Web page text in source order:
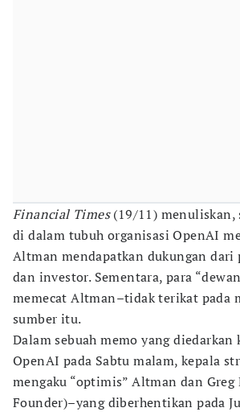
Financial Times(19/11) menuliskan,
di dalam tubuh organisasi OpenAI
Altman mendapatkan dukungan dari
dan investor. Sementara, para
memecat Altman–tidak terikat pada
sumber itu.
Dalam sebuah memo yang diedarkan
OpenAI pada Sabtu malam, kepala
mengaku “optimis” Altman dan Greg
Founder)–yang diberhentikan pada